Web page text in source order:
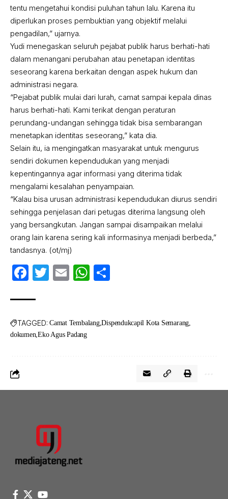
tentu mengetahui kondisi puluhan tahun lalu. Karena itu
diperlukan proses pembuktian yang objektif melalui
pengadilan,” ujarnya.
Yudi menegaskan seluruh pejabat publik harus berhati-hati
dalam menangani perubahan atau penetapan identitas
seseorang karena berkaitan dengan aspek hukum dan
administrasi negara.
“Pejabat publik mulai dari lurah, camat sampai kepala dinas
harus berhati-hati. Kami terikat dengan peraturan
perundang-undangan sehingga tidak bisa sembarangan
menetapkan identitas seseorang,” kata dia.
Selain itu, ia mengingatkan masyarakat untuk mengurus
sendiri dokumen kependudukan yang menjadi
kepentingannya agar informasi yang diterima tidak
mengalami kesalahan penyampaian.
“Kalau bisa urusan administrasi kependudukan diurus sendiri
sehingga penjelasan dari petugas diterima langsung oleh
yang bersangkutan. Jangan sampai disampaikan melalui
orang lain karena sering kali informasinya menjadi berbeda,”
tandasnya. (ot/mj)
Facebook
Twitter
EmailWhatsApp
TAGGED: Camat Tembalang Dispendukcapil Kota Semarang
dokumen Eko Agus Padang